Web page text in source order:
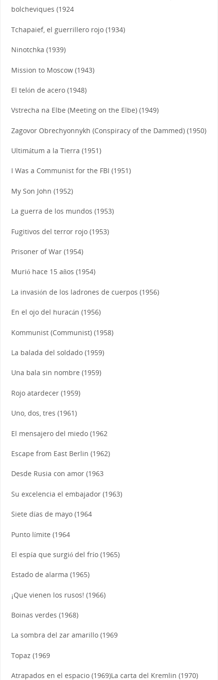
bolcheviques (1924
Tchapaief, el guerrillero rojo (1934)
Ninotchka (1939)
Mission to Moscow (1943)
El telón de acero (1948)
Vstrecha na Elbe (Meeting on the Elbe) (1949)
Zagovor Obrechyonnykh (Conspiracy of the Dammed) (1950)
Ultimátum a la Tierra (1951)
I Was a Communist for the FBI (1951)
My Son John (1952)
La guerra de los mundos (1953)
Fugitivos del terror rojo (1953)
Prisoner of War (1954)
Murió hace 15 años (1954)
La invasión de los ladrones de cuerpos (1956)
En el ojo del huracán (1956)
Kommunist (Communist) (1958)
La balada del soldado (1959)
Una bala sin nombre (1959)
Rojo atardecer (1959)
Uno, dos, tres (1961)
El mensajero del miedo (1962
Escape from East Berlin (1962)
Desde Rusia con amor (1963
Su excelencia el embajador (1963)
Siete días de mayo (1964
Punto límite (1964
El espía que surgió del frío (1965)
Estado de alarma (1965)
¡Que vienen los rusos! (1966)
Boinas verdes (1968)
La sombra del zar amarillo (1969
Topaz (1969
Atrapados en el espacio (1969)La carta del Kremlin (1970)